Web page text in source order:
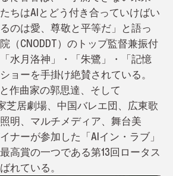
ちはAIとどう付き合っていけばい
のは愛、尊敬と平等だ」と語っ
（CNODDT）のトップ監督兼振付
水月洛神」・「朱鷺」・「記憶
ョーを手掛け絶賛されている。
作曲家の郭思達、そして
芝居劇場、中国バレエ団、広東歌
明、マルチメディア、舞台美
ナーが参加した「AIイン・ラブ」
高賞の一つである第13回ロータス
れている。